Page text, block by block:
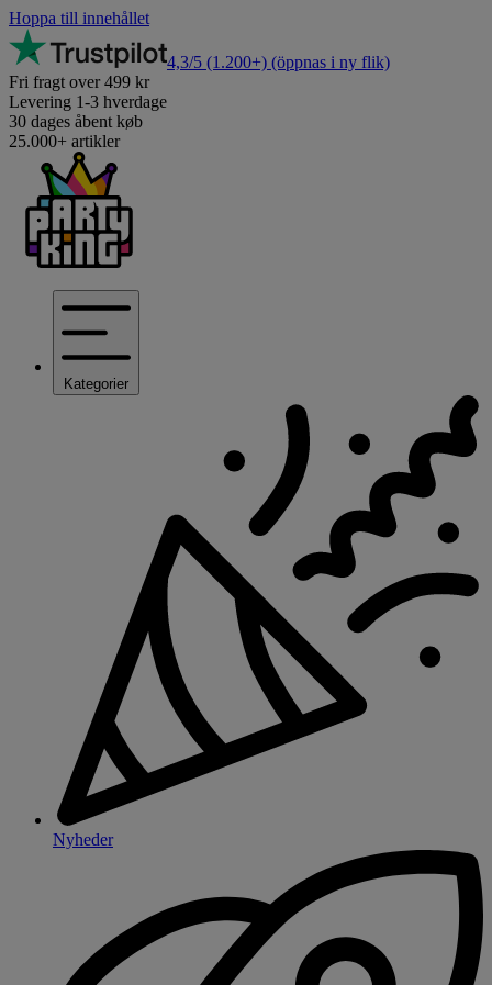
Hoppa till innehållet
4,3/5 (1.200+) (öppnas i ny flik)
Fri fragt over 499 kr
Levering 1-3 hverdage
30 dages åbent køb
25.000+ artikler
Kategorier
Nyheder